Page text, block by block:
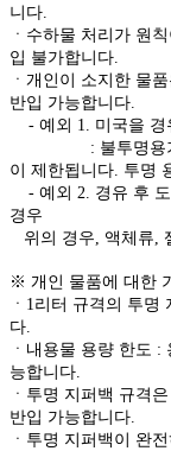
니다.
ㆍ수하물 처리가 원
입 불가합니다.
ㆍ개인이 소지한 물
반입 가능합니다.
- 예외 1. 미국을 경
: 불투명용기 및
이 제한됩니다. 투명
- 예외 2. 경유 후 도
경우
위의 경우, 액체류,
※ 개인 물품에 대한
ㆍ1리터 규격의 투명
다.
ㆍ내용물 용량 한도
능합니다.
ㆍ투명 지퍼백 규격
반입 가능합니다.
ㆍ투명 지퍼백이 완